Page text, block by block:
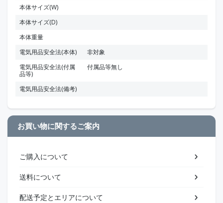
本体サイズ(W)
本体サイズ(D)
本体重量
電気用品安全法(本体)
非対象
電気用品安全法(付属
品等)
付属品等無し
電気用品安全法(備考)
お買い物に関するご案内
ご購入について
送料について
配送予定とエリアについて